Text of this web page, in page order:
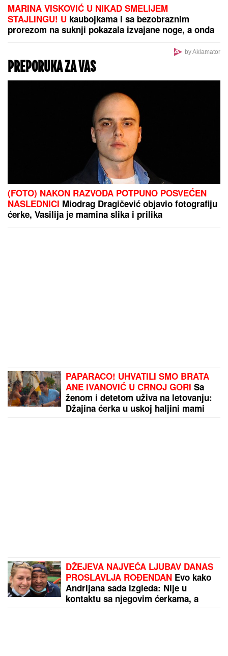
MARINA VISKOVIĆ U NIKAD SMELIJEM
STAJLINGU! U kaubojkama i sa bezobraznim
prorezom na suknji pokazala izvajane noge, a onda
by Aklamator
PREPORUKA ZA VAS
(FOTO) NAKON RAZVODA POTPUNO POSVEĆEN
NASLEDNICI Miodrag Dragičević objavio fotografiju
ćerke, Vasilija je mamina slika i prilika
PAPARACO! UHVATILI SMO BRATA
ANE IVANOVIĆ U CRNOJ GORI Sa
ženom i detetom uživa na letovanju:
Džajina ćerka u uskoj haljini mami
DŽEJEVA NAJVEĆA LJUBAV DANAS
PROSLAVLJA ROĐENDAN Evo kako
Andrijana sada izgleda: Nije u
kontaktu sa njegovim ćerkama, a